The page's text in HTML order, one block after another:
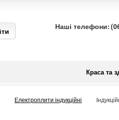
Наші телефони:
Краса та
Електроплити індукційні